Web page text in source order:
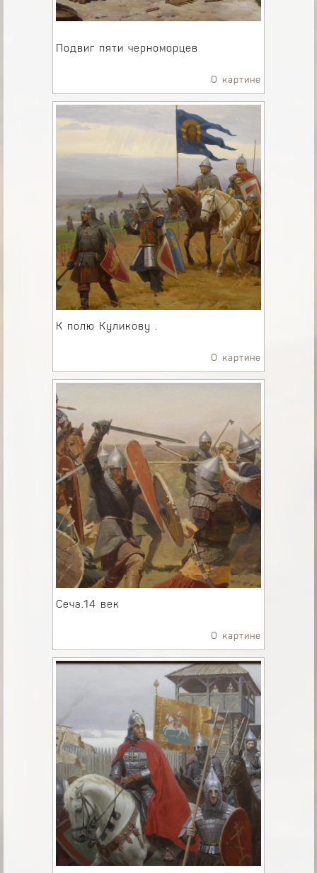
Подвиг пяти черноморцев
О картине
К полю Куликову .
О картине
Сеча.14 век
О картине